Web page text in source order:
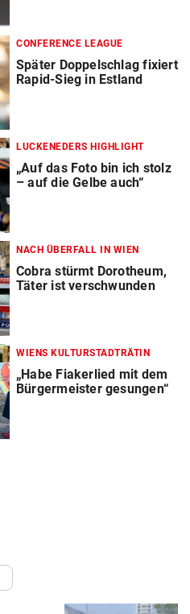
CONFERENCE LEAGUE
Später Doppelschlag fixiert
Rapid-Sieg in Estland
LUCKENEDERS HIGHLIGHT
„Auf das Foto bin ich stolz
– auf die Gelbe auch“
NACH ÜBERFALL IN WIEN
Cobra stürmt Dorotheum,
Täter ist verschwunden
WIENS KULTURSTADTRÄTIN
„Habe Fiakerlied mit dem
Bürgermeister gesungen“